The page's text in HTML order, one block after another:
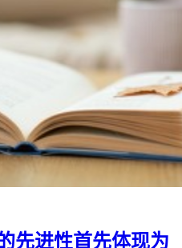
先进性首先体现为